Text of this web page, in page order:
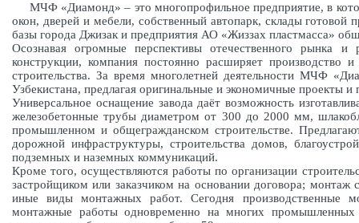
МЧФ «Диамонд» – это многопрофильное предприятие, в
окон, дверей и мебели, собственный автопарк, склады
базы города Джизак и предприятия АО «Жиззах пластмасса»
Осознавая огромные перспективы отечественного рынка и
конструкции, компания постоянно расширяет производство
строительства. За время многолетней деятельности МЧФ
Узбекистана, предлагая оригинальные и экономичные
Универсальное оснащение завода даёт возможность
железобетонные трубы диаметром от 300 до 2000 мм,
промышленном и общегражданском строительстве.
дорожной инфраструктуры, строительства домов,
подземных и наземных коммуникаций.
Кроме того, осуществляются работы по организации
застройщиком или заказчиком на основании договора;
иные виды монтажных работ. Сегодня производственные
монтажные работы одновременно на многих